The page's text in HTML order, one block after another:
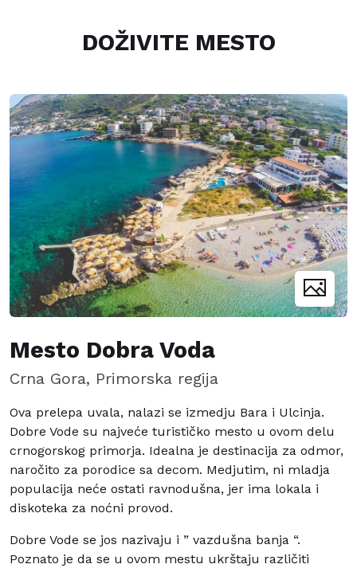
DOŽIVITE MESTO
Mesto Dobra Voda
Crna Gora, Primorska regija
Ova prelepa uvala, nalazi se izmedju Bara i Ulcinja.
Dobre Vode su najveće turističko mesto u ovom delu
crnogorskog primorja. Idealna je destinacija za odmor,
naročito za porodice sa decom. Medjutim, ni mladja
populacija neće ostati ravnodušna, jer ima lokala i
diskoteka za noćni provod.
Dobre Vode se jos nazivaju i ” vazdušna banja “.
Poznato je da se u ovom mestu ukrštaju različiti